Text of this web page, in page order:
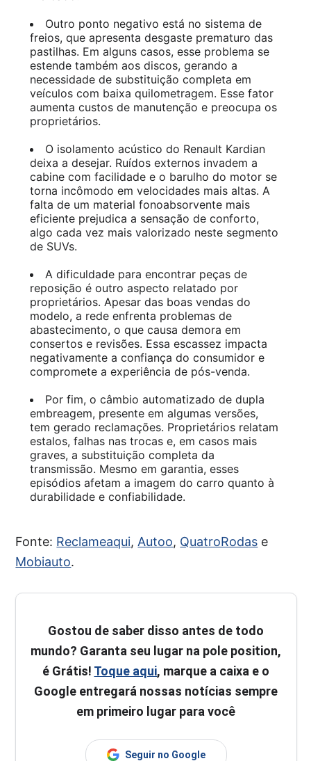
Outro ponto negativo está no sistema de
freios, que apresenta desgaste prematuro das
pastilhas. Em alguns casos, esse problema se
estende também aos discos, gerando a
necessidade de substituição completa em
veículos com baixa quilometragem. Esse fator
aumenta custos de manutenção e preocupa os
proprietários.
O isolamento acústico do Renault Kardian
deixa a desejar. Ruídos externos invadem a
cabine com facilidade e o barulho do motor se
torna incômodo em velocidades mais altas. A
falta de um material fonoabsorvente mais
eficiente prejudica a sensação de conforto,
algo cada vez mais valorizado neste segmento
de SUVs.
A dificuldade para encontrar peças de
reposição é outro aspecto relatado por
proprietários. Apesar das boas vendas do
modelo, a rede enfrenta problemas de
abastecimento, o que causa demora em
consertos e revisões. Essa escassez impacta
negativamente a confiança do consumidor e
compromete a experiência de pós-venda.
Por fim, o câmbio automatizado de dupla
embreagem, presente em algumas versões,
tem gerado reclamações. Proprietários relatam
estalos, falhas nas trocas e, em casos mais
graves, a substituição completa da
transmissão. Mesmo em garantia, esses
episódios afetam a imagem do carro quanto à
durabilidade e confiabilidade.
Fonte: Reclameaqui, Autoo, QuatroRodas e
Mobiauto.
Gostou de saber disso antes de todo
mundo? Garanta seu lugar na pole position,
é Grátis! Toque aqui, marque a caixa e o
Google entregará nossas notícias sempre
em primeiro lugar para você
Seguir no Google